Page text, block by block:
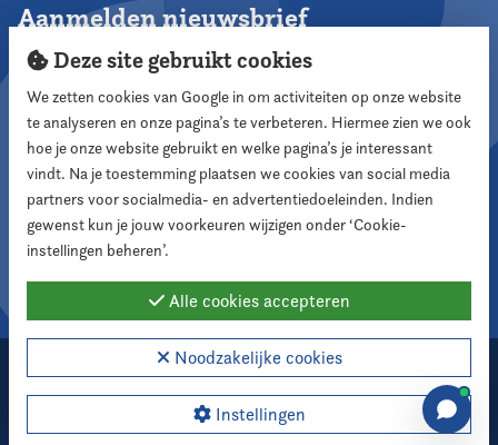
Aanmelden nieuwsbrief
Aanmelden
Volg ons
2026 Nederlandse Vereniging voor Raadsleden
Cookie instellingen
Deze site gebruikt cookies
We zetten cookies van Google in om activiteiten op onze website
te analyseren en onze pagina’s te verbeteren. Hiermee zien we ook
hoe je onze website gebruikt en welke pagina’s je interessant
vindt. Na je toestemming plaatsen we cookies van social media
partners voor socialmedia- en advertentiedoeleinden. Indien
gewenst kun je jouw voorkeuren wijzigen onder ‘Cookie-
instellingen beheren’.
Alle cookies accepteren
Noodzakelijke cookies
Instellingen